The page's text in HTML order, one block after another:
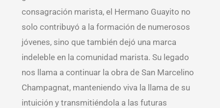
consagración marista, el Hermano Guayito no
solo contribuyó a la formación de numerosos
jóvenes, sino que también dejó una marca
indeleble en la comunidad marista. Su legado
nos llama a continuar la obra de San Marcelino
Champagnat, manteniendo viva la llama de su
intuición y transmitiéndola a las futuras